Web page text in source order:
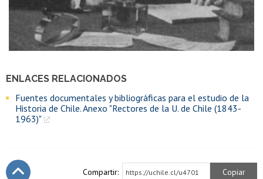
ENLACES RELACIONADOS
Fuentes documentales y bibliográficas para el estudio de la
Historia de Chile. Anexo "Rectores de la U. de Chile (1843-
1963)"
Compartir: https://uchile.cl/u4701 Copiar